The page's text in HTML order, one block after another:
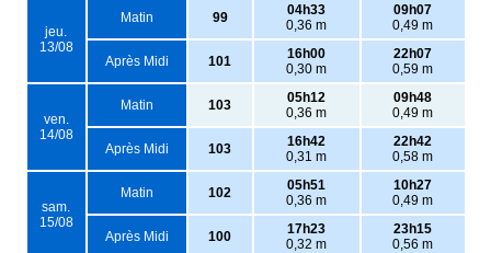
jeu.
13/08
Matin 99
04h33
0,36 m
09h07
0,49 m
Après Midi 101
16h00
0,30 m
22h07
0,59 m
ven.
14/08
Matin 103
05h12
0,36 m
09h48
0,49 m
Après Midi 103
16h42
0,31 m
22h42
0,58 m
sam.
15/08
Matin 102
05h51
0,36 m
10h27
0,49 m
Après Midi 100
17h23
0,32 m
23h15
0,56 m